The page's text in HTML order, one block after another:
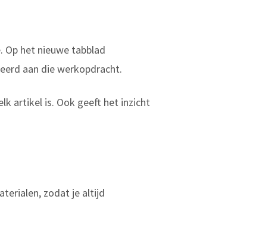
het nieuwe tabblad
aan die werkopdracht.
artikel is. Ook geeft het inzicht
zodat je altijd